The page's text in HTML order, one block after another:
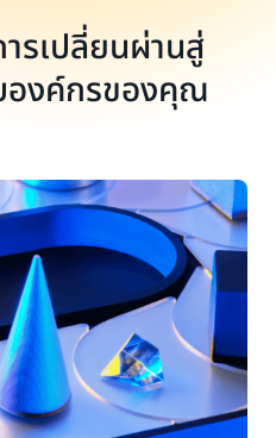
รเปลี่ยนผ่านสู่
องค์กรของคุณ